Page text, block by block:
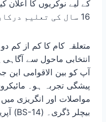
16 سال کی تعلیم درکار ہے۔
متعلقہ کام کا کم از کم
انتخابی ماحول سے
آپ کو بین الاقوامی این
پیشگی تجربہ ہو۔
مواصلات اور انگریزی
آپریٹر برائے ڈیٹا انٹری (BS-14) بیچلر ڈگری۔